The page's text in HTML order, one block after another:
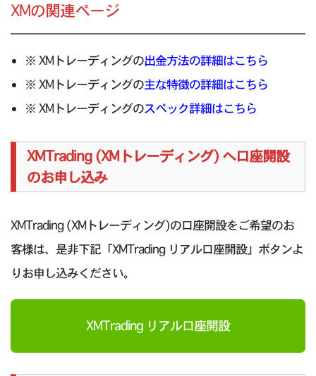
XMの関連ページ
※ XMトレーディングの出金方法の詳細はこちら
※ XMトレーディングの主な特徴の詳細はこちら
※ XMトレーディングのスペック詳細はこちら
XMTrading (XMトレーディング) へ口座開設
のお申し込み
XMTrading (XMトレーディング)の口座開設をご希望のお
客様は、是非下記「XMTrading リアル口座開設」ボタンよ
りお申し込みください。
XMTrading リアル口座開設